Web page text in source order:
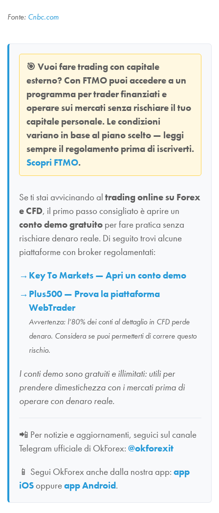
Fonte: Cnbc.com
🎯 Vuoi fare trading con capitale
esterno? Con FTMO puoi accedere a un
programma per trader finanziati e
operare sui mercati senza rischiare il tuo
capitale personale. Le condizioni
variano in base al piano scelto — leggi
sempre il regolamento prima di iscriverti.
Scopri FTMO.
Se ti stai avvicinando al trading online su Forex
e CFD, il primo passo consigliato è aprire un
conto demo gratuito per fare pratica senza
rischiare denaro reale. Di seguito trovi alcune
piattaforme con broker regolamentati:
Key To Markets — Apri un conto demo
Plus500 — Prova la piattaforma
WebTrader
Avvertenza: l’80% dei conti al dettaglio in CFD perde
denaro. Considera se puoi permetterti di correre questo
rischio.
I conti demo sono gratuiti e illimitati: utili per
prendere dimestichezza con i mercati prima di
operare con denaro reale.
📲 Per notizie e aggiornamenti, seguici sul canale
Telegram ufficiale di OkForex: @okforexit
📱 Segui OkForex anche dalla nostra app: app
iOSoppureapp Android.